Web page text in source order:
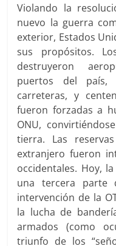
Violando la
nuevo la guerra
exterior, Estados
sus propósitos.
destruyeron
puertos del país,
carreteras, y
fueron forzadas a
ONU,
tierra. Las
extranjero fueron
occidentales. Hoy,
una tercera
intervención de la
la lucha de
armados (como
triunfo de los